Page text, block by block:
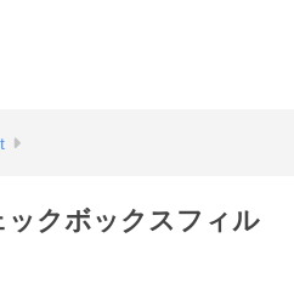
ックボックスフィル